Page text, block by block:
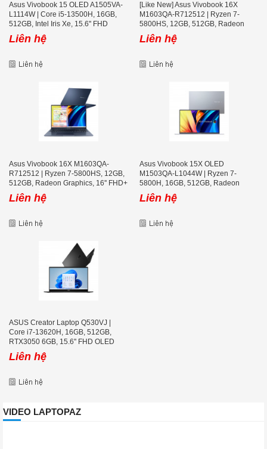
Asus Vivobook 15 OLED A1505VA-
L1114W | Core i5-13500H, 16GB,
512GB, Intel Iris Xe, 15.6'' FHD
OLED
Liên hệ
[Like New] Asus Vivobook 16X
M1603QA-R712512 | Ryzen 7-
5800HS, 12GB, 512GB, Radeon
Graphics, 16'' FHD+
Liên hệ
Asus Vivobook 16X M1603QA-
R712512 | Ryzen 7-5800HS, 12GB,
512GB, Radeon Graphics, 16'' FHD+
Liên hệ
Asus Vivobook 15X OLED
M1503QA-L1044W | Ryzen 7-
5800H, 16GB, 512GB, Radeon
Graphics, 15.6'' 2K OLED
Liên hệ
ASUS Creator Laptop Q530VJ |
Core i7-13620H, 16GB, 512GB,
RTX3050 6GB, 15.6'' FHD OLED
Liên hệ
VIDEO LAPTOPAZ